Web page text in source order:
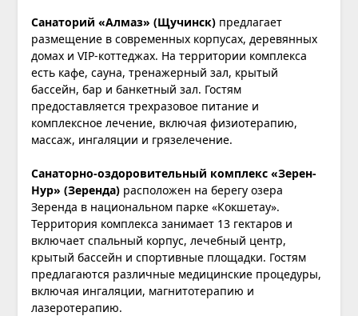
Санаторий «Алмаз» (Щучинск)предлагает
размещение в современных корпусах, деревянных
домах и VIP-коттеджах. На территории комплекса
есть кафе, сауна, тренажерный зал, крытый
бассейн, бар и банкетный зал. Гостям
предоставляется трехразовое питание и
комплексное лечение, включая физиотерапию,
массаж, ингаляции и грязелечение.
Санаторно-оздоровительный комплекс «Зерен-
Нур» (Зеренда)расположен на берегу озера
Зеренда в национальном парке «Кокшетау».
Территория комплекса занимает 13 гектаров и
включает спальный корпус, лечебный центр,
крытый бассейн и спортивные площадки. Гостям
предлагаются различные медицинские процедуры,
включая ингаляции, магнитотерапию и
лазеротерапию.